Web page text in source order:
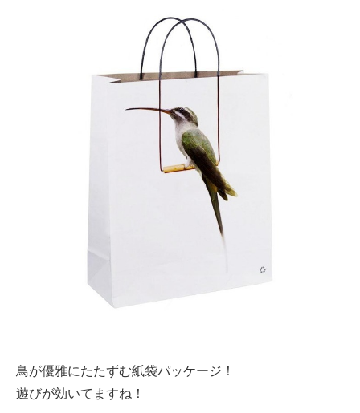
鳥が優雅にたたずむ紙袋パッケージ！
遊びが効いてますね！